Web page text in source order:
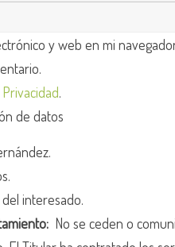
y web en mi
.
de datos
interesado.
No se ceden o